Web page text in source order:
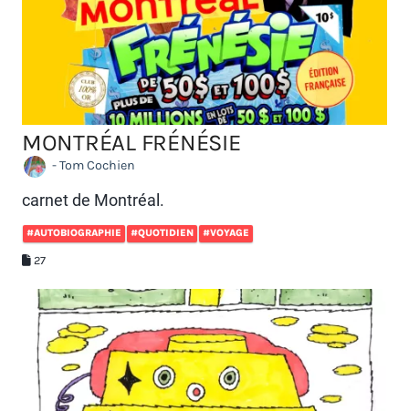
MONTRÉAL FRÉNÉSIE
- Tom Cochien
carnet de Montréal.
#AUTOBIOGRAPHIE #QUOTIDIEN #VOYAGE
27